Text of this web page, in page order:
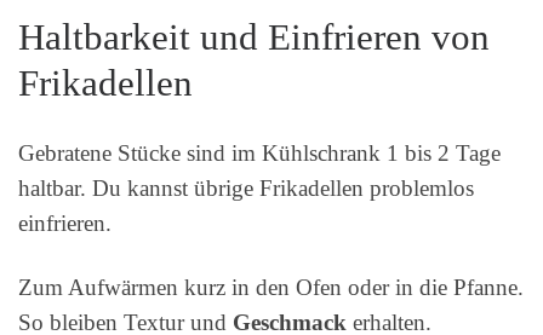
Haltbarkeit und Einfrieren von
Frikadellen
Gebratene Stücke sind im Kühlschrank 1 bis 2 Tage
haltbar. Du kannst übrige Frikadellen problemlos
einfrieren.
Zum Aufwärmen kurz in den Ofen oder in die Pfanne.
So bleiben Textur und Geschmack erhalten.